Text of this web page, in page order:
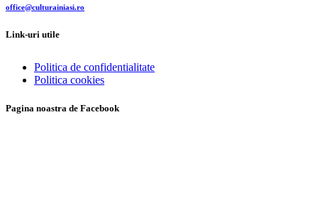
office@culturainiasi.ro
Link-uri utile
Politica de confidentialitate
Politica cookies
Pagina noastra de Facebook